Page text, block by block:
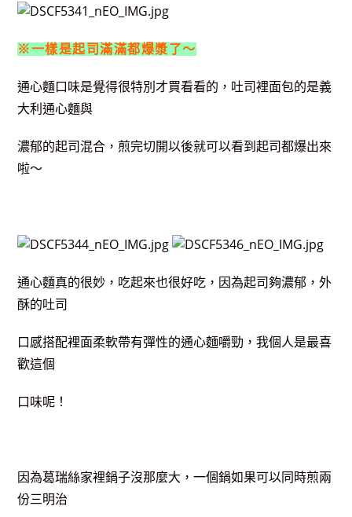
※一樣是起司滿滿都爆漿了～
通心麵口味是覺得很特別才買看看的，吐司裡面包的是義
大利通心麵與
濃郁的起司混合，煎完切開以後就可以看到起司都爆出來
啦～
通心麵真的很妙，吃起來也很好吃，因為起司夠濃郁，外
酥的吐司
口感搭配裡面柔軟帶有彈性的通心麵嚼勁，我個人是最喜
歡這個
口味呢！
因為葛瑞絲家裡鍋子沒那麼大，一個鍋如果可以同時煎兩
份三明治